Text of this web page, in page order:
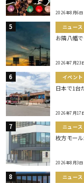
2026年8月6日
ニュース
お隣八幡
2026年7月23
イベント
日本で1台
2026年7月17
ニュース
枚方モー
2026年8月3日
ニュース